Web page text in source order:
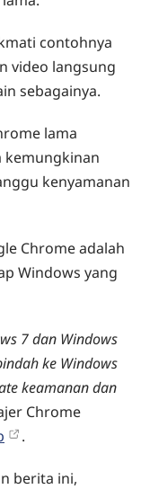
contohnya
video langsung
sebagainya.
lama
kemungkinan
kenyamanan
Chrome adalah
Windows yang
7 dan Windows
ke Windows
keamanan dan
Chrome
.
berita ini,